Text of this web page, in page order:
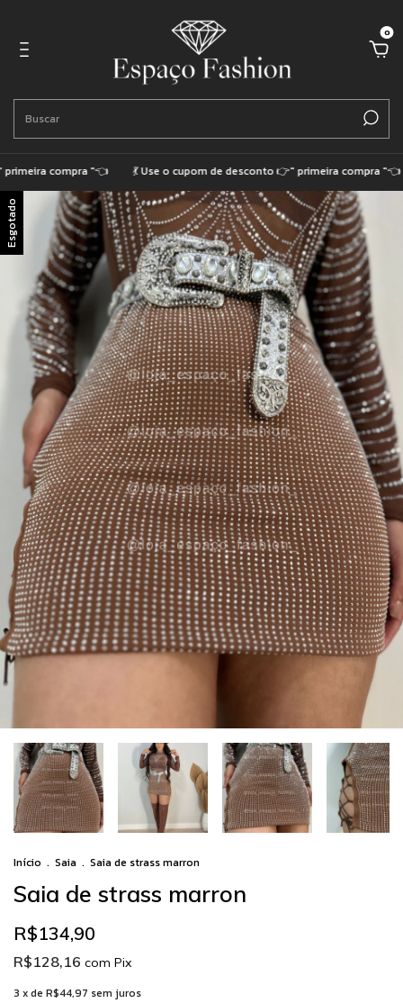
0
compra "👈 💃 Use o cupom de desconto 👉" primeira compra "👈
Esgotado
Início . Saia . Saia de strass marron
Saia de strass marron
R$134,90
R$128,16 com Pix
3 x de R$44,97 sem juros